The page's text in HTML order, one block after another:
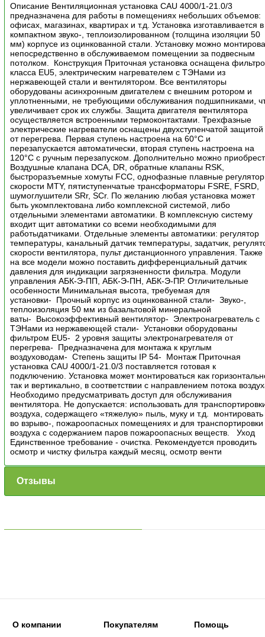
Описание Вентиляционная установка CAU 4000/1-21.0/3
предназначена для работы в помещениях небольших объемов:
офисах, магазинах, квартирах и т.д. Установка изготавливается в
компактном звуко-, теплоизолированном (толщина изоляции 50
мм) корпусе из оцинкованной стали. Установку можно
непосредственно в обслуживаемом помещении за подвесным
потолком. Конструкция Приточная установка оснащена
класса EU5, электрическим нагревателем с ТЭНами из
нержавеющей стали и вентилятором. Все вентиляторы
оборудованы асинхронным двигателем с внешним ротором и
уплотненными, не требующими обслуживания подшипниками,
увеличивает срок их службы. Защита двигателя вентилятора
осуществляется встроенными термоконтактами. Трехфазные
электрические нагреватели оснащены двухступенчатой защитой
от перегрева. Первая ступень настроена на 60°С и
перезапускается автоматически, вторая ступень настроена на
120°С с ручным перезапуском. Дополнительно можно
Воздушные клапана DCA, DR, обратные клапаны RSK,
быстроразъемные хомуты FCC, однофазные плавные
скорости MTY, пятиступенчатые трансформаторы FSRE, FSRD,
шумоглушители SRr, SCr. По желанию любая установка может
быть укомплектована либо комплексной системой, либо
отдельными элементами автоматики. В комплексную систему
входит щит автоматики со всеми необходимыми для
работыдатчиками. Отдельные элементы автоматики: регулятор
температуры, канальный датчик температуры, задатчик,
скорости вентилятора, пульт дистанционного управления. Также
на все модели можно поставить дифференциальный датчик
давления для индикации загрязненности фильтра. Модули
управления АБК-Э-ПП, АБК-Э-ПН, АБК-Э-ПР. Отличительные
особенности Минимальная высота, требуемая для
установки- Прочный корпус из оцинкованной стали- Звуко-,
теплоизоляция 50 мм из базальтовой минеральной
ваты- Высокоэффективный вентилятор- Электронагреватель с
ТЭНами из нержавеющей стали- Установки оборудованы
фильтром EU5- 2 уровня защиты электронагревателя от
перегрева- Предназначена для монтажа к круглым
воздуховодам- Степень защиты IP 54- Монтаж Приточная
установка CAU 4000/1-21.0/3 поставляется готовая к
подключению. Установка может монтироваться как
так и вертикально, в соответствии с направлением потока
Необходимо предусматривать доступ для обслуживания
вентилятора. Не допускается: использовать для
воздуха, содержащего «тяжелую» пыль, муку и т.д. монтировать
во взрыво-, пожароопасных помещениях и для транспортировки
воздуха с содержанием паров пожароопасных веществ. Уход
Единственное требование - очистка. Рекомендуется проводить
осмотр и чистку фильтра каждый месяц, осмотр венти
Отзывы
О компании
Покупателям
Помощь